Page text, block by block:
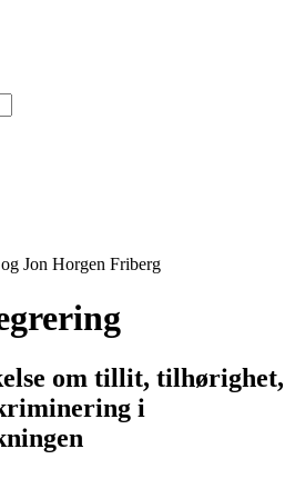
Jon Horgen Friberg
om tillit, tilhørighet,
i